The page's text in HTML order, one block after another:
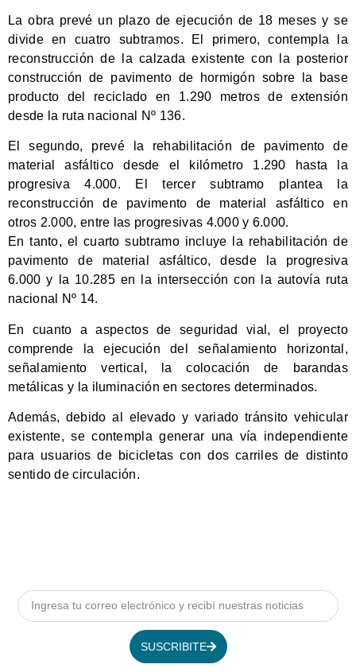
La obra prevé un plazo de ejecución de 18 meses y se
divide en cuatro subtramos. El primero, contempla la
reconstrucción de la calzada existente con la posterior
construcción de pavimento de hormigón sobre la base
producto del reciclado en 1.290 metros de extensión
desde la ruta nacional Nº 136.
El segundo, prevé la rehabilitación de pavimento de
material asfáltico desde el kilómetro 1.290 hasta la
progresiva 4.000. El tercer subtramo plantea la
reconstrucción de pavimento de material asfáltico en
otros 2.000, entre las progresivas 4.000 y 6.000.
En tanto, el cuarto subtramo incluye la rehabilitación de
pavimento de material asfáltico, desde la progresiva
6.000 y la 10.285 en la intersección con la autovía ruta
nacional Nº 14.
En cuanto a aspectos de seguridad vial, el proyecto
comprende la ejecución del señalamiento horizontal,
señalamiento vertical, la colocación de barandas
metálicas y la iluminación en sectores determinados.
Además, debido al elevado y variado tránsito vehicular
existente, se contempla generar una vía independiente
para usuarios de bicicletas con dos carriles de distinto
sentido de circulación.
SUSCRIBITE